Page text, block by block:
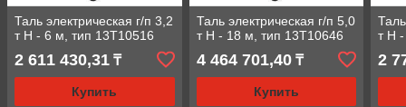
Таль электрическая г/п 3,2
т Н - 6 м, тип 13Т10516
2 611 430,31 ₸
Купить
Таль электрическая г/п 5,0
т Н - 18 м, тип 13Т10646
4 464 701,40₸
Купить
т Н
2